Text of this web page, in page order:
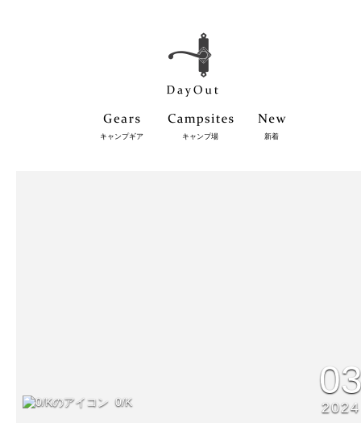
キャンプギア キャンプ場 新着
0/K 2024